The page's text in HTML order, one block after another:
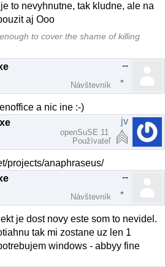
to nevyhnutne, tak kludne, ale na
aj Ooo
to cover the shame of killing
--
Návštevník
a nic ine :-)
jv
openSuSE 11
Používateľ
projects/anaphraseus/
--
Návštevník
je dost novy este som to nevidel.
tak mi zostane uz len 1
windows - abbyy fine